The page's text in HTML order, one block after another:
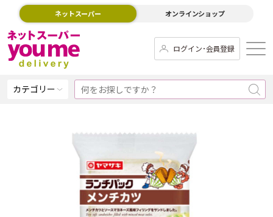
ネットスーパー オンラインショップ
ログイン･会員登録
カテゴリー